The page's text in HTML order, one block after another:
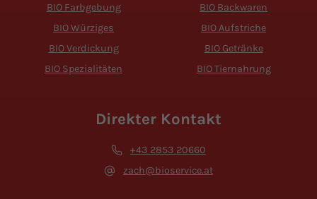
BIO Farbgebung
BIO Würziges
BIO Verdickung
BIO Spezialitäten
BIO Backwaren
BIO Aufstriche
BIO Getränke
BIO Tiernahrung
Direkter Kontakt
+43 2853 20660
zach@bioservice.at